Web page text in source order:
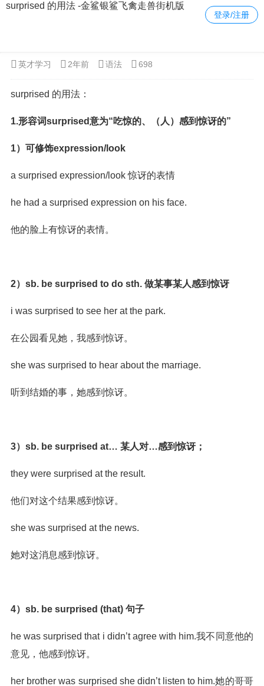
surprised 的用法 -金鲨银鲨飞禽走兽街机版
登录/注册
英才学习 2年前 语法 698
surprised 的用法：
1.形容词surprised意为“吃惊的、（人）感到惊讶的”
1）可修饰expression/look
a surprised expression/look 惊讶的表情
he had a surprised expression on his face.
他的脸上有惊讶的表情。
2）sb. be surprised to do sth. 做某事某人感到惊讶
i was surprised to see her at the park.
在公园看见她，我感到惊讶。
she was surprised to hear about the marriage.
听到结婚的事，她感到惊讶。
3）sb. be surprised at… 某人对…感到惊讶；
they were surprised at the result.
他们对这个结果感到惊讶。
she was surprised at the news.
她对这消息感到惊讶。
4）sb. be surprised (that) 句子
he was surprised that i didn’t agree with him.我不同意他的
意见，他感到惊讶。
her brother was surprised she didn’t listen to him.她的哥哥